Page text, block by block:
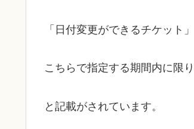
「日付変更ができるチケット
こちらで指定する期間内に限
と記載がされています。